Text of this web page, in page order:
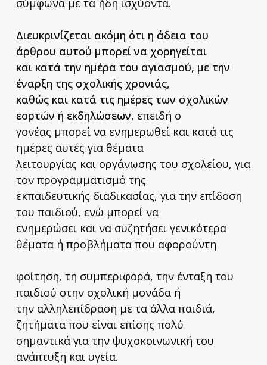
σύμφωνα με τα ήδη ισχύοντα.
Διευκρινίζεται ακόμη ότι η άδεια του
άρθρου αυτού μπορεί να χορηγείται
και κατά την ημέρα του αγιασμού, με την
έναρξη της σχολικής χρονιάς,
καθώς και κατά τις ημέρες των σχολικών
εορτών ή εκδηλώσεων, επειδή ο
γονέας μπορεί να ενημερωθεί και κατά τις
ημέρες αυτές για θέματα
λειτουργίας και οργάνωσης του σχολείου, για
τον προγραμματισμό της
εκπαιδευτικής διαδικασίας, για την επίδοση
του παιδιού, ενώ μπορεί να
ενημερώσει και να συζητήσει γενικότερα
θέματα ή προβλήματα που αφορούντη
φοίτηση, τη συμπεριφορά, την ένταξη του
παιδιού στην σχολική μονάδα ή
την αλληλεπίδραση με τα άλλα παιδιά,
ζητήματα που είναι επίσης πολύ
σημαντικά για την ψυχοκοινωνική του
ανάπτυξη και υγεία.